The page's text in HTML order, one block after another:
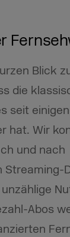
Blick
die
seit
hat. Wir
und nach
Streaming-
Abos